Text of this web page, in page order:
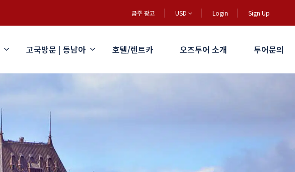
금주 광고 USD Login Sign Up
고국방문 | 동남아 호텔/렌트카 오즈투어 소개 투어문의